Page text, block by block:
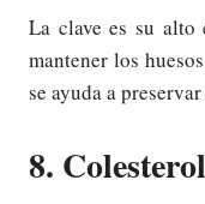
La clave es su alto
mantener los
se ayuda a
8. Colesterol